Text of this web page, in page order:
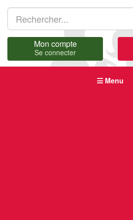
Mon compte
Se connecter
Menu